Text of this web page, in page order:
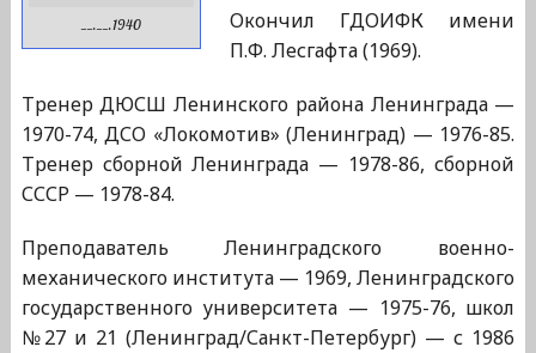
__.__.1940
Окончил ГДОИФК имени
П.Ф. Лесгафта (1969).
Тренер ДЮСШ Ленинского района Ленинграда —
1970-74, ДСО «Локомотив» (Ленинград) — 1976-85.
Тренер сборной Ленинграда — 1978-86, сборной
СССР — 1978-84.
Преподаватель Ленинградского военно-
механического института — 1969, Ленинградского
государственного университета — 1975-76, школ
№27 и 21 (Ленинград/Санкт-Петербург) — с 1986